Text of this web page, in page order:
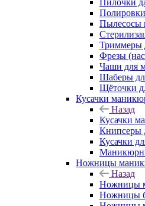
Пилочки
Пылесосы
Триммеры
Фрезы
Чаши для
Шаберы
Щёточки
Кусачки
Назад
Кусачки
Книпсеры
Кусачки
Ножницы
Назад
Ножницы
Ножницы